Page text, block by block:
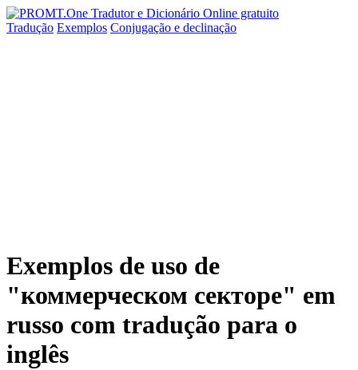
Tradução Exemplos Conjugação e declinação
Exemplos de uso de
"коммерческом секторе" em
russo com tradução para o
inglês